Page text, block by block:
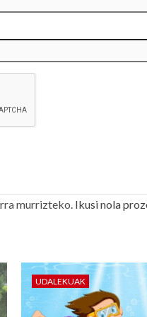
murrizteko. Ikusi nola
UDALEKUAK